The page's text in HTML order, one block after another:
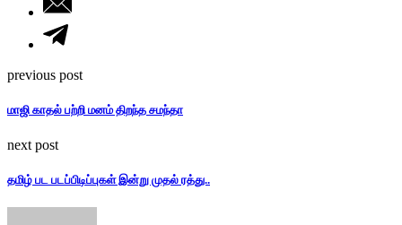
previous post
மாஜி காதல் பற்றி மனம் திறந்த சமந்தா
next post
தமிழ் பட படப்பிடிப்புகள் இன்று முதல் ரத்து..